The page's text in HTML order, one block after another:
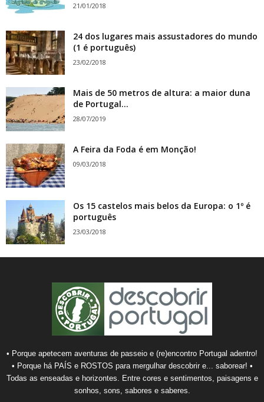
21/01/2018
24 dos lugares mais assustadores do mundo
(1 é português)
23/02/2018
Mais de 50 metros de altura: a maior duna
de Portugal...
28/07/2019
A Feira da Foda é em Monção!
09/03/2018
Os 15 castelos mais belos da Europa: o 1º é
português
23/03/2018
• Porque apetecem aventuras de passeio e (re)encontro Portugal adentro!
• Porque há PAÍS e ROSTOS para mergulhar descobrir e... saborear! •
Todas as enseadas e horizontes. Entre cores e sentimentos, paisagens e
sonhos, sons, sabores e saberes.